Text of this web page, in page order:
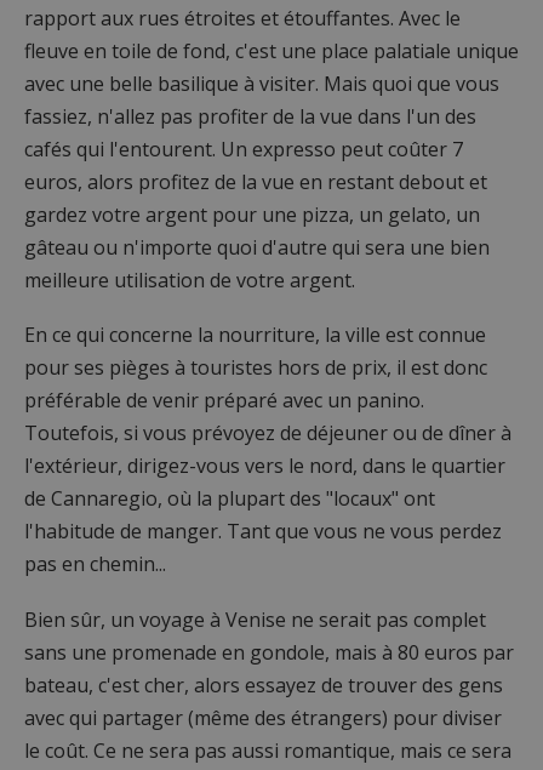
rapport aux rues étroites et étouffantes. Avec le
fleuve en toile de fond, c'est une place palatiale unique
avec une belle basilique à visiter. Mais quoi que vous
fassiez, n'allez pas profiter de la vue dans l'un des
cafés qui l'entourent. Un expresso peut coûter 7
euros, alors profitez de la vue en restant debout et
gardez votre argent pour une pizza, un gelato, un
gâteau ou n'importe quoi d'autre qui sera une bien
meilleure utilisation de votre argent.
En ce qui concerne la nourriture, la ville est connue
pour ses pièges à touristes hors de prix, il est donc
préférable de venir préparé avec un panino.
Toutefois, si vous prévoyez de déjeuner ou de dîner à
l'extérieur, dirigez-vous vers le nord, dans le quartier
de Cannaregio, où la plupart des "locaux" ont
l'habitude de manger. Tant que vous ne vous perdez
pas en chemin...
Bien sûr, un voyage à Venise ne serait pas complet
sans une promenade en gondole, mais à 80 euros par
bateau, c'est cher, alors essayez de trouver des gens
avec qui partager (même des étrangers) pour diviser
le coût. Ce ne sera pas aussi romantique, mais ce sera